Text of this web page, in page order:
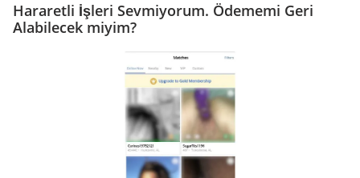
Hararetli İşleri Sevmiyorum. Ödememi Geri
Alabilecek miyim?